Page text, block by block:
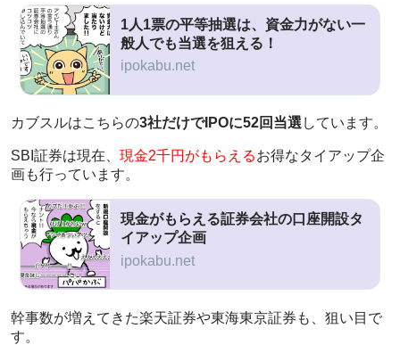
1人1票の平等抽選は、資金力がない一
般人でも当選を狙える！
ipokabu.net
カブスルはこちらの3社だけでIPOに52回当選しています。
SBI証券は現在、 現金2千円がもらえるお得なタイアップ企
画も行っています。
現金がもらえる証券会社の口座開設タ
イアップ企画
ipokabu.net
幹事数が増えてきた楽天証券や東海東京証券も、狙い目で
す。